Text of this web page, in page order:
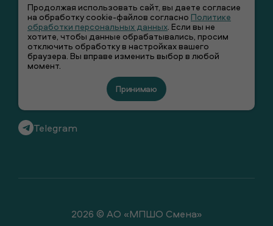
+7 (495) 66-00-106
info@smenawear.ru
Telegram
2026 © АО «МПШО Смена»
Продолжая использовать сайт, вы даете согласие
на обработку cookie-файлов согласно Политике
обработки персональных данных. Если вы не
хотите, чтобы данные обрабатывались, просим
отключить обработку в настройках вашего
браузера. Вы вправе изменить выбор в любой
момент.
Принимаю